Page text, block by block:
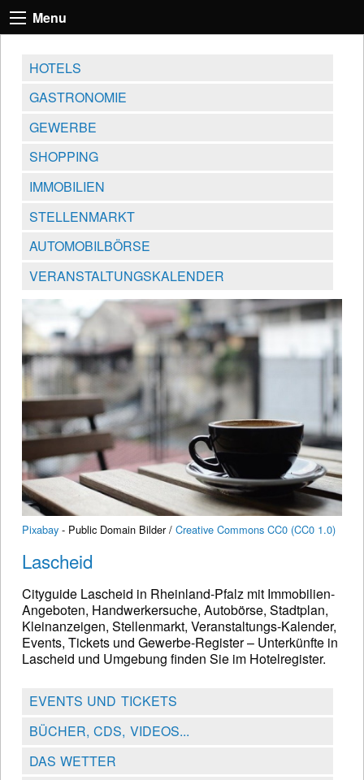
Menu
HOTELS
GASTRONOMIE
GEWERBE
SHOPPING
IMMOBILIEN
STELLENMARKT
AUTOMOBILBÖRSE
VERANSTALTUNGSKALENDER
Pixabay - Public Domain Bilder / Creative Commons CC0 (CC0 1.0)
Lascheid
Cityguide Lascheid in Rheinland-Pfalz mit Immobilien-
Angeboten, Handwerkersuche, Autobörse, Stadtplan,
Kleinanzeigen, Stellenmarkt, Veranstaltungs-Kalender,
Events, Tickets und Gewerbe-Register – Unterkünfte in
Lascheid und Umgebung finden Sie im Hotelregister.
EVENTS UND TICKETS
BÜCHER, CDS, VIDEOS...
DAS WETTER